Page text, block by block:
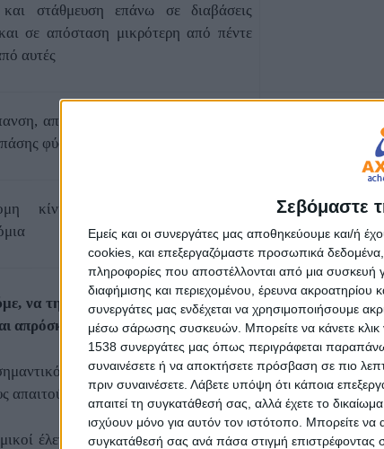
Σεβόμαστε
Εμείς και οι συνεργάτες μας αποθηκεύουμε και/ή
cookies, και επεξεργαζόμαστε προσωπικά
πληροφορίες που αποστέλλονται από μια συσκευή
διαφήμισης και περιεχομένου, έρευνα ακροατηρίου
συνεργάτες μας ενδέχεται να χρησιμοποιήσουμε
μέσω σάρωσης συσκευών. Μπορείτε να κάνετε κλικ
1538 συνεργάτες μας όπως περιγράφεται
συναινέσετε ή να αποκτήσετε πρόσβαση σε πιο
πριν συναινέσετε. Λάβετε υπόψη ότι κάποια
απαιτεί τη συγκατάθεσή σας, αλλά έχετε το
ισχύουν μόνο για αυτόν τον ιστότοπο. Μπορείτε να
συγκατάθεσή σας ανά πάσα στιγμή επιστρέφοντας
στάθμευση επάνω σε διαβάσεις
σε απόσταση μικρότερη από πέντε
αυτές
από θορύβους που προκαλούνται
φύσεως κυκλοφορούντα οχήματα
κίνηση σε πεζόδρομους και
να τηρείται τον Κώδικα Οδικής Κυκλοφορίας και να
απρόσκοπτη κίνησή τους.
να σεβόμαστε τις πιο ευάλωτες κοινωνικές
απαιτούνται ειδικότερες συνθήκες κατά τις μετακινήσεις
έλεγχοι για την ελευθερία κίνησης πολιτών θα